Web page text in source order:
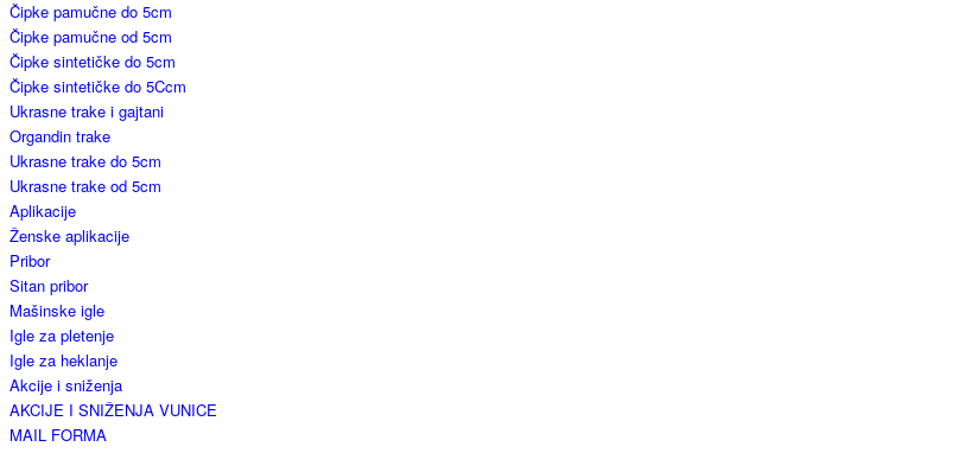
Čipke pamučne do 5cm
Čipke pamučne od 5cm
Čipke sintetičke do 5cm
Čipke sintetičke do 5Ccm
Ukrasne trake i gajtani
Organdin trake
Ukrasne trake do 5cm
Ukrasne trake od 5cm
Aplikacije
Ženske aplikacije
Pribor
Sitan pribor
Mašinske igle
Igle za pletenje
Igle za heklanje
Akcije i sniženja
AKCIJE I SNIŽENJA VUNICE
MAIL FORMA